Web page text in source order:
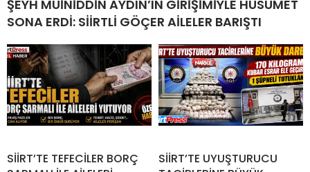
ŞEYH MUİNİDDİN AYDIN’IN GİRİŞİMİYLE HUSUMET
SONA ERDİ: SİİRTLİ GÖÇER AİLELER BARIŞTI
SİİRT’TE TEFECİLER BORÇ
SİİRT’TE UYUŞTURUCU